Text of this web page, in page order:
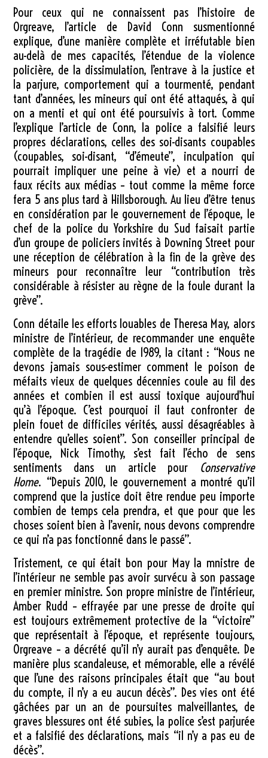
Pour ceux qui ne connaissent pas l’histoire de
Orgreave, l’article de David Conn susmentionné
explique, d’une manière complète et irréfutable bien
au-delà de mes capacités, l’étendue de la violence
policière, de la dissimulation, l’entrave à la justice et
la parjure, comportement qui a tourmenté, pendant
tant d’années, les mineurs qui ont été attaqués, à qui
on a menti et qui ont été poursuivis à tort. Comme
l’explique l’article de Conn, la police a falsifié leurs
propres déclarations, celles des soi-disants coupables
(coupables, soi-disant, “d’émeute”, inculpation qui
pourrait impliquer une peine à vie) et a nourri de
faux récits aux médias – tout comme la même force
fera 5 ans plus tard à Hillsborough. Au lieu d’être tenus
en considération par le gouvernement de l’époque, le
chef de la police du Yorkshire du Sud faisait partie
d’un groupe de policiers invités à Downing Street pour
une réception de célébration à la fin de la grève des
mineurs pour reconnaître leur “contribution très
considérable à résister au règne de la foule durant la
grève”.
Conn détaile les efforts louables de Theresa May, alors
ministre de l’intérieur, de recommander une enquête
complète de la tragédie de 1989, la citant : “Nous ne
devons jamais sous-estimer comment le poison de
méfaits vieux de quelques décennies coule au fil des
années et combien il est aussi toxique aujourd’hui
qu’à l’époque. C’est pourquoi il faut confronter de
plein fouet de difficiles vérités, aussi désagréables à
entendre qu’elles soient”. Son conseiller principal de
l’époque, Nick Timothy, s’est fait l’écho de sens
sentiments dans un article pour Conservative
Home. “Depuis 2010, le gouvernement a montré qu’il
comprend que la justice doit être rendue peu importe
combien de temps cela prendra, et que pour que les
choses soient bien à l’avenir, nous devons comprendre
ce qui n’a pas fonctionné dans le passé”.
Tristement, ce qui était bon pour May la mnistre de
l’intérieur ne semble pas avoir survécu à son passage
en premier ministre. Son propre ministre de l’intérieur,
Amber Rudd – effrayée par une presse de droite qui
est toujours extrêmement protective de la “victoire”
que représentait à l’époque, et représente toujours,
Orgreave – a décrété qu’il n’y aurait pas d’enquête. De
manière plus scandaleuse, et mémorable, elle a révélé
que l’une des raisons principales était que “au bout
du compte, il n’y a eu aucun décès”. Des vies ont été
gâchées par un an de poursuites malveillantes, de
graves blessures ont été subies, la police s’est parjurée
et a falsifié des déclarations, mais “il n’y a pas eu de
décès”.